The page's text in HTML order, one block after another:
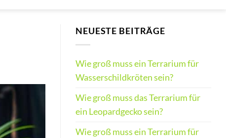
NEUESTE BEITRÄGE
Wie groß muss ein Terrarium für
Wasserschildkröten sein?
Wie groß muss das Terrarium für
ein Leopardgecko sein?
Wie groß muss ein Terrarium für